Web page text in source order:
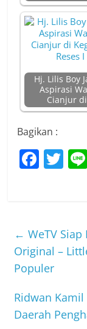
Hj. Lilis Boy
Aspirasi
Cianjur
Bagikan :
F
b
o
o
k
T
← WeTV
Original –
Populer
Ridwan
Daerah